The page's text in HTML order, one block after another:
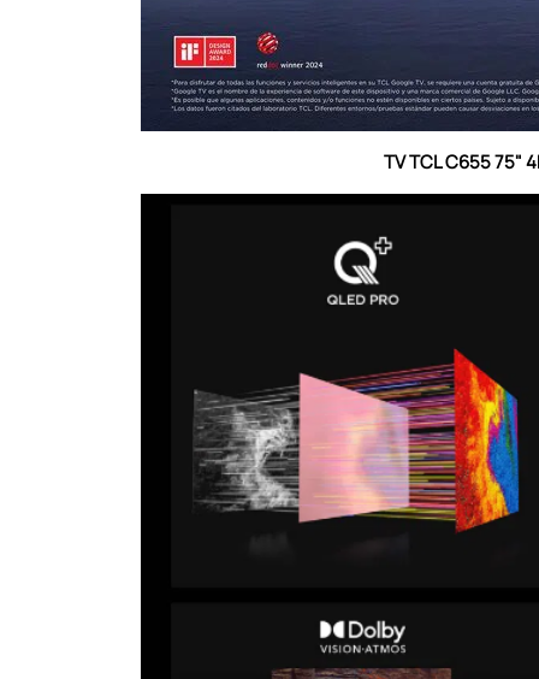
TV TCL C655 75"